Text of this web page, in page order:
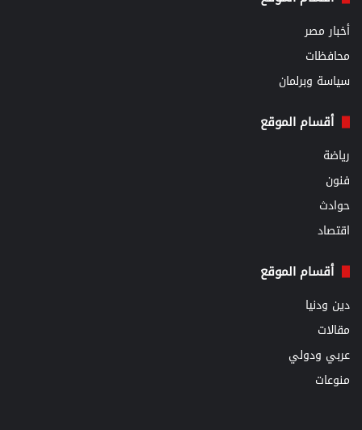
أخبار مصر
محافظات
سياسة وبرلمان
أقسام الموقع
رياضة
فنون
حوادث
اقتصاد
أقسام الموقع
دين ودنيا
مقالات
عربي ودولي
منوعات